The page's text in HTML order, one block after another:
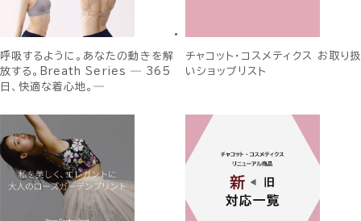
呼吸するように。あなたの動きを解
放する。Breath Series ― 365
日、快適な着心地。―
チャコット・コスメティクス お取り扱
いショップリスト